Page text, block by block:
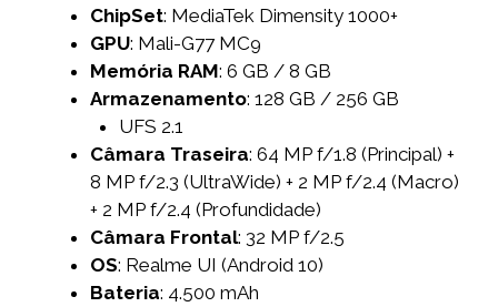
ChipSet: MediaTek Dimensity 1000+
GPU: Mali-G77 MC9
Memória RAM: 6 GB / 8 GB
Armazenamento: 128 GB / 256 GB
UFS 2.1
Câmara Traseira: 64 MP f/1.8 (Principal) +
8 MP f/2.3 (UltraWide) + 2 MP f/2.4 (Macro)
+ 2 MP f/2.4 (Profundidade)
Câmara Frontal: 32 MP f/2.5
OS: Realme UI (Android 10)
Bateria: 4.500 mAh